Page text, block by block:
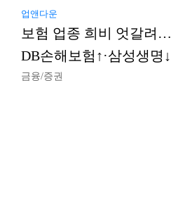
업앤다운
보험 업종 희비 엇갈려…
DB손해보험↑·삼성생명↓
금융/증권